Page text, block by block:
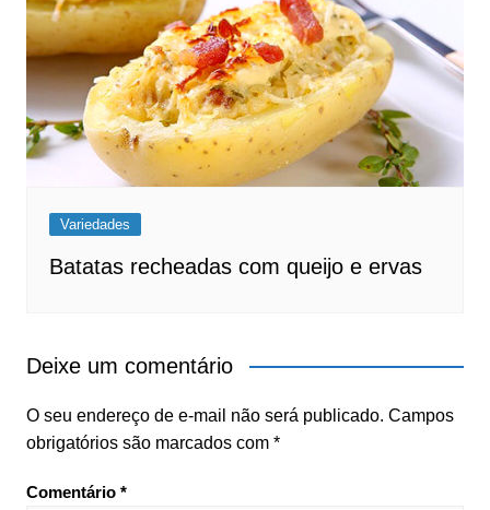
Variedades
Batatas recheadas com queijo e ervas
Deixe um comentário
O seu endereço de e-mail não será publicado. Campos
obrigatórios são marcados com *
Comentário *